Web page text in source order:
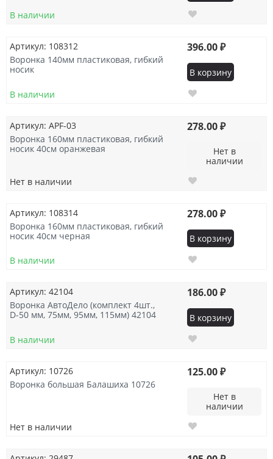
В наличии
Артикул: 108312
Воронка 140мм пластиковая, гибкий
носик
В наличии
396.00 ₽
В корзину
Артикул: APF-03
Воронка 160мм пластиковая, гибкий
носик 40см оранжевая
Нет в наличии
278.00 ₽
Нет в
наличии
Артикул: 108314
Воронка 160мм пластиковая, гибкий
носик 40см черная
В наличии
278.00 ₽
В корзину
Артикул: 42104
Воронка АвтоДело (комплект 4шт.,
D-50 мм, 75мм, 95мм, 115мм) 42104
В наличии
186.00 ₽
В корзину
Артикул: 10726
Воронка большая Балашиха 10726
Нет в наличии
125.00 ₽
Нет в
наличии